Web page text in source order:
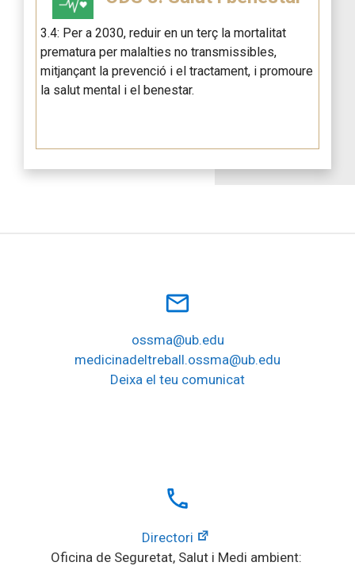
3.4: Per a 2030, reduir en un terç la mortalitat
prematura per malalties no transmissibles,
mitjançant la prevenció i el tractament, i promoure
la salut mental i el benestar.
mail_outline
ossma@ub.edu
medicinadeltreball.ossma@ub.edu
Deixa el teu comunicat
local_phone
Directori
Oficina de Seguretat, Salut i Medi ambient: